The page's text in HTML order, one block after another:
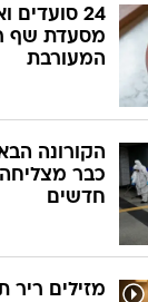
24 סועדים
מסעדת שף
המעורבת
הקורונה
כבר מצליחה
חדשים
מזילים ריר